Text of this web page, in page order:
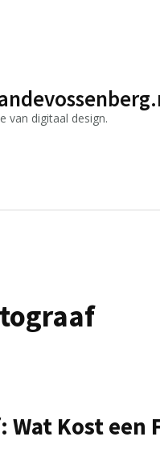
van digitaal design.
Wat Kost een